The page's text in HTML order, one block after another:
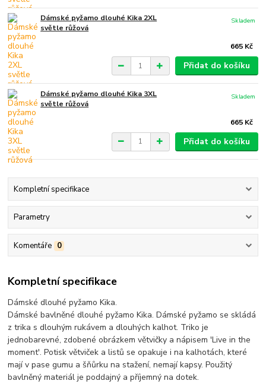
Dámské pyžamo dlouhé Kika 2XL
světle růžová
665 Kč
Skladem
Přidat do košíku
Dámské pyžamo dlouhé Kika 3XL
světle růžová
665 Kč
Skladem
Přidat do košíku
Kompletní specifikace
Parametry
Komentáře 0
Kompletní specifikace
Dámské dlouhé pyžamo Kika.
Dámské bavlněné dlouhé pyžamo Kika. Dámské pyžamo se skládá
z trika s dlouhým rukávem a dlouhých kalhot. Triko je
jednobarevné, zdobené obrázkem větvičky a nápisem 'Live in the
moment'. Potisk větviček a listů se opakuje i na kalhotách, které
mají v pase gumu a šňůrku na stažení, nemají kapsy. Použitý
bavlněný materiál je poddajný a příjemný na dotek.